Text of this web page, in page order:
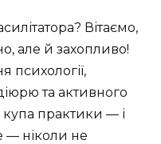
Вітаємо,
але й захопливо!
психології,
та активного
купа практики — і
— ніколи не